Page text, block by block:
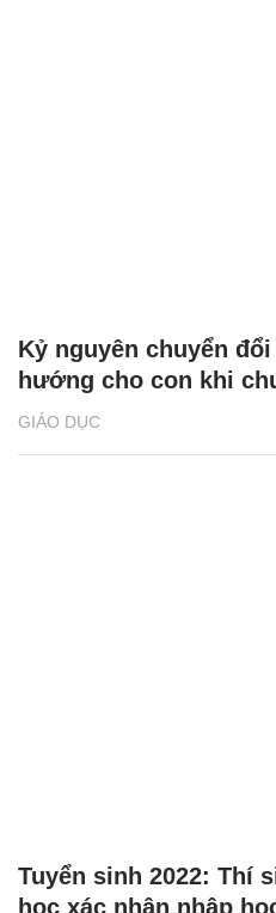
GIÁO DỤC
Kỷ nguyên chuyển
hướng cho con khi
Tuyển sinh 2022: Thí
học xác nhận nhập